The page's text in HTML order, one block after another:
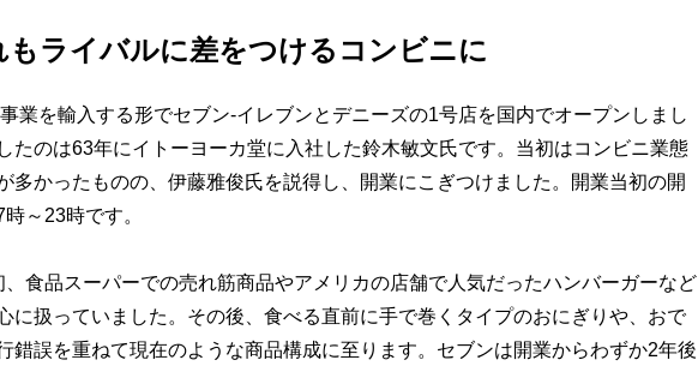
もライバルに差をつけるコンビニに
業を輸入する形でセブン-イレブンとデニーズの1号店を国内でオープンしまし
たのは63年にイトーヨーカ堂に入社した鈴木敏文氏です。当初はコンビニ業態
多かったものの、伊藤雅俊氏を説得し、開業にこぎつけました。開業当初の開
～23時です。
食品スーパーでの売れ筋商品やアメリカの店舗で人気だったハンバーガーなど
に扱っていました。その後、食べる直前に手で巻くタイプのおにぎりや、おで
錯誤を重ねて現在のような商品構成に至ります。セブンは開業からわずか2年後